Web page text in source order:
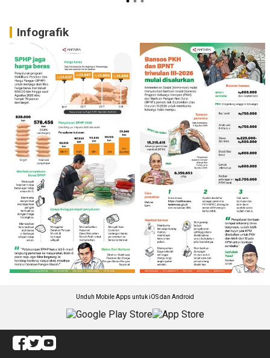
Infografik
Unduh Mobile Apps untuk iOS dan Android